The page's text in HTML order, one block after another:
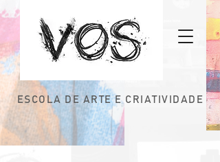
ESCOLA DE ARTE E CRIATIVIDADE